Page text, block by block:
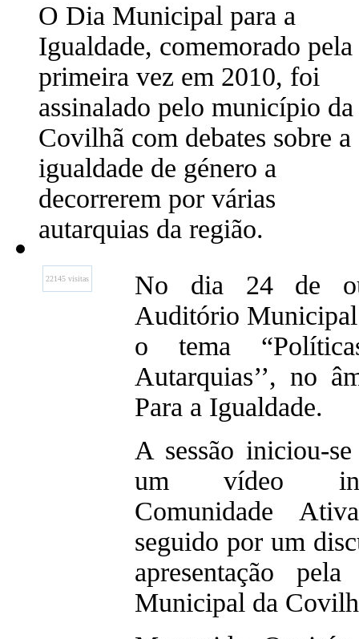
O Dia Municipal para a
Igualdade, comemorado pela
primeira vez em 2010, foi
assinalado pelo município da
Covilhã com debates sobre a
igualdade de género a
decorrerem por várias
autarquias da região.
22145 visitas
No dia 24 de
Auditório
o tema
Autarquias’’, no
Para a Igualdade.
A sessão iniciou-
um vídeo
Comunidade
seguido por um
apresentação
Municipal da